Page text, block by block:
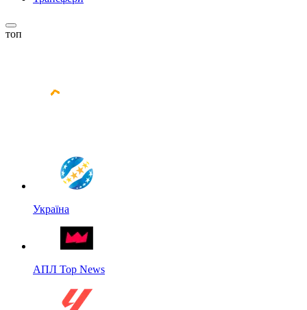
топ
Україна
АПЛ Top News